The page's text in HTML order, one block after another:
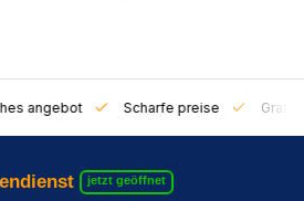
angebot Scharfe preise Gratis
jetzt geöffnet